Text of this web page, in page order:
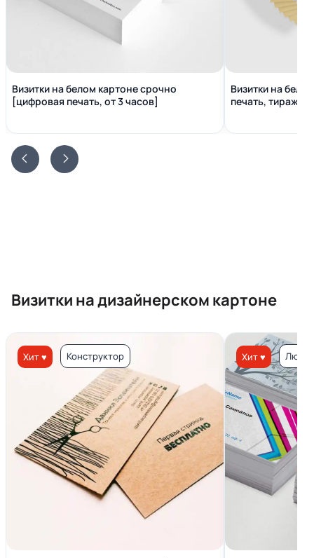
Визитки на белом картоне срочно
[цифровая печать, от 3 часов]
Визитки на
печать, тираж
Визитки на дизайнерском картоне
Хит ♥ Конструктор Хит ♥ Люкс